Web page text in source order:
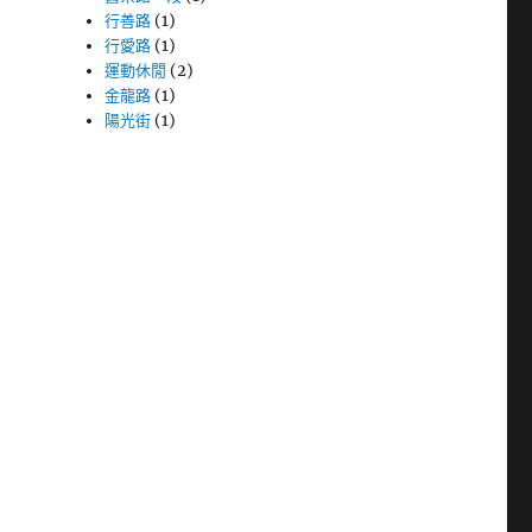
行善路 (1)
行愛路 (1)
運動休閒 (2)
金龍路 (1)
陽光街 (1)